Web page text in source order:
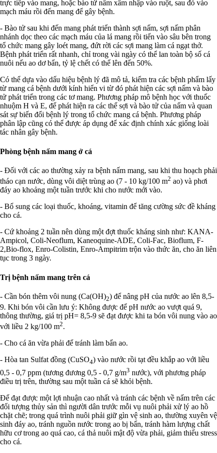
trực tiếp vào mang, hoặc bào tử nấm xâm nhập vào ruột, sau đó vào
mạch máu rồi đến mang để gây bệnh.
- Bào tử sau khi đến mang phát triển thành sợi nấm, sợi nấm phân
nhánh dọc theo các mạch máu của lá mang rồi tiến vào sâu bên trong
tổ chức mang gây loét mang, đứt rời các sợi mang làm cá ngạt thở.
Bệnh phát triển rất nhanh, chỉ trong vài ngày có thể lan toàn bộ số cá
nuôi nếu ao dơ bẩn, tỷ lệ chết có thể lên đến 50%.
Có thể dựa vào dấu hiệu bệnh lý đã mô tả, kiểm tra các bệnh phẩm lấy
từ mang cá bệnh dưới kính hiển vi từ đó phát hiện các sợi nấm và bào
tử phát triển trong các tơ mang. Phương pháp mô bệnh học với thuốc
nhuộm H và E, để phát hiện ra các thể sợi và bào tử của nấm và quan
sát sự biến đổi bệnh lý trong tổ chức mang cá bệnh. Phương pháp
phân lập cũng có thể được áp dụng để xác định chính xác giống loài
tác nhân gây bệnh.
Phòng bệnh nấm mang ở cá
- Ðối với các ao thường xảy ra bệnh nấm mang, sau khi thu hoạch phải
tháo cạn nước, dùng vôi diệt trùng ao (7 - 10 kg/100 m2 ao) và phơi
đáy ao khoảng một tuần trước khi cho nước mới vào.
- Bổ sung các loại thuốc, khoáng, vitamin để tăng cường sức đề kháng
cho cá.
- Cứ khoảng 2 tuần nên dùng một đợt thuốc kháng sinh như: KANA-
Ampicol, Coli-Neoflum, Kaneoquine-ADE, Coli-Fac, Bioflum, F-
2,Bio-flox, Enro-Colistin, Enro-Ampitrim trộn vào thức ăn, cho ăn liên
tục trong 3 ngày.
Trị bệnh nấm mang trên cá
- Cần bón thêm vôi nung (Ca(OH)2) để nâng pH của nước ao lên 8,5-
9. Khi bón vôi cần lưu ý: Không được để pH nước ao vượt quá 9,
thông thường, giá trị pH= 8,5-9 sẽ đạt được khi ta bón vôi nung vào ao
với liều 2 kg/100 m2.
- Cho cá ăn vừa phải để tránh làm bẩn ao.
- Hòa tan Sulfat đồng (CuSO4) vào nước rồi tạt đều khắp ao với liều
0,5 - 0,7 ppm (tương đương 0,5 - 0,7 g/m3 nước), với phương pháp
điều trị trên, thường sau một tuần cá sẽ khỏi bệnh.
Để đạt được một lợi nhuận cao nhất và tránh các bệnh về nấm trên các
đối tượng thủy sản thì người dân trước mỗi vụ nuôi phải xử lý ao hồ
chặt chẽ; trong quá trình nuôi phải giữ gìn vệ sinh ao, thường xuyên vệ
sinh đáy ao, tránh nguồn nước trong ao bị bẩn, tránh hàm lượng chất
hữu cơ trong ao quá cao, cá thả nuôi mật độ vừa phải, giảm thiểu stress
cho cá.